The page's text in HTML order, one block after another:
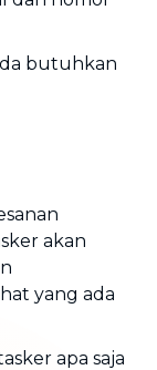
butuhkan
akan
yang ada
apa saja